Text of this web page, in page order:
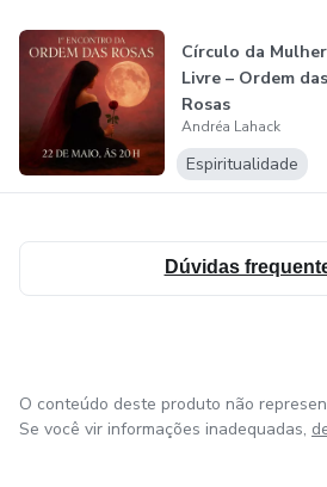
sacerdotisa, ela cultiva um espaço
transformação e iluminação, onde o
diretamente com sua verdadeira
No Instituto Samadhara, Andréa é a
com sua visão expandida e profunda
consciência, sempre alinhada com
abundância universal,
soberania pessoal.
Círculo da Mulher
Livre – Ordem das
Rosas
Andréa Lahack
Espiritualidade
Dúvidas
O conteúdo deste produto não
Se você vir informações inadequadas,